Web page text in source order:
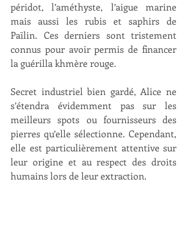
péridot, l’améthyste, l’aigue marine
mais aussi les rubis et saphirs de
Païlin. Ces derniers sont tristement
connus pour avoir permis de financer
la guérilla khmère rouge.
Secret industriel bien gardé, Alice ne
s’étendra évidemment pas sur les
meilleurs spots ou fournisseurs des
pierres qu’elle sélectionne. Cependant,
elle est particulièrement attentive sur
leur origine et au respect des droits
humains lors de leur extraction.